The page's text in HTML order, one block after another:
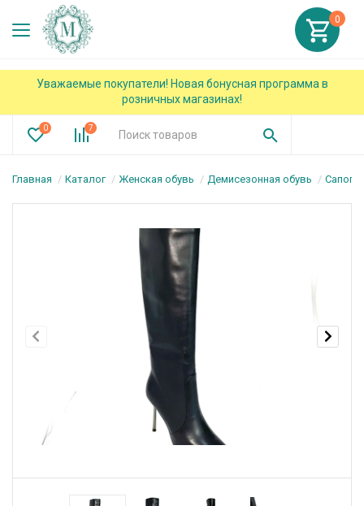
Уважаемые покупатели! Новая бонусная программа в
розничных магазинах!
0 7
0
Главная Каталог Женская обувь Демисезонная обувь Сапоги